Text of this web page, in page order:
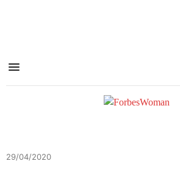
29/04/2020